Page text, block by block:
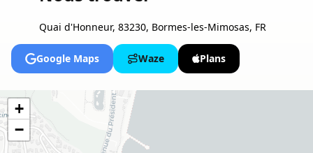
Quai d'Honneur, 83230, Bormes-les-Mimosas, FR
Google Maps Waze Plans
+
−